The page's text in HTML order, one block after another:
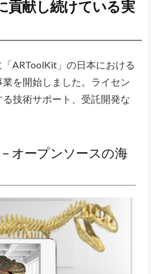
貢献し続けている実
ARToolKit」の日本における
を開始しました。ライセン
技術サポート、受託開発な
– オープンソースの海